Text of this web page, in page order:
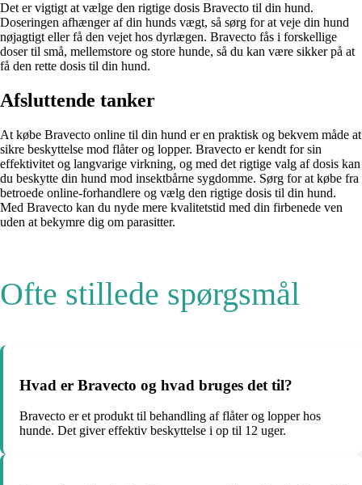
Det er vigtigt at vælge den rigtige dosis Bravecto til din hund.
Doseringen afhænger af din hunds vægt, så sørg for at veje din hund
nøjagtigt eller få den vejet hos dyrlægen. Bravecto fås i forskellige
doser til små, mellemstore og store hunde, så du kan være sikker på at
få den rette dosis til din hund.
Afsluttende tanker
At købe Bravecto online til din hund er en praktisk og bekvem måde at
sikre beskyttelse mod flåter og lopper. Bravecto er kendt for sin
effektivitet og langvarige virkning, og med det rigtige valg af dosis kan
du beskytte din hund mod insektbårne sygdomme. Sørg for at købe fra
betroede online-forhandlere og vælg den rigtige dosis til din hund.
Med Bravecto kan du nyde mere kvalitetstid med din firbenede ven
uden at bekymre dig om parasitter.
Ofte stillede spørgsmål
Hvad er Bravecto og hvad bruges det til?
Bravecto er et produkt til behandling af flåter og lopper hos
hunde. Det giver effektiv beskyttelse i op til 12 uger.